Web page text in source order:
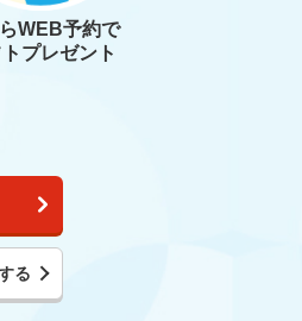
WEB予約で
プレゼント
る